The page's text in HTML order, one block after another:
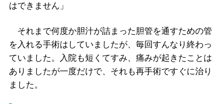
はできません」
それまで何度か胆汁が詰まった胆管を通すための管
を入れる手術はしていましたが、毎回すんなり終わっ
ていました。入院も短くてすみ、痛みが起きたことは
ありましたが一度だけで、それも再手術ですぐに治り
ました。